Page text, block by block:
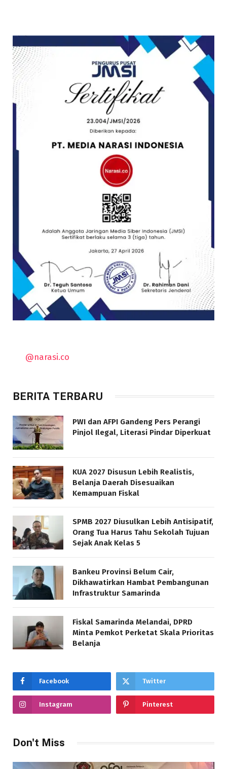
@narasi.co
BERITA TERBARU
PWI dan AFPI Gandeng Pers Perangi
Pinjol Ilegal, Literasi Pindar Diperkuat
KUA 2027 Disusun Lebih Realistis,
Belanja Daerah Disesuaikan
Kemampuan Fiskal
SPMB 2027 Diusulkan Lebih Antisipatif,
Orang Tua Harus Tahu Sekolah Tujuan
Sejak Anak Kelas 5
Bankeu Provinsi Belum Cair,
Dikhawatirkan Hambat Pembangunan
Infrastruktur Samarinda
Fiskal Samarinda Melandai, DPRD
Minta Pemkot Perketat Skala Prioritas
Belanja
Facebook Twitter
Instagram Pinterest
Don't Miss